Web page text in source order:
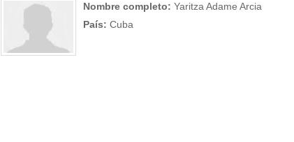
Nombre completo: Yaritza Adame Arcia
País: Cuba